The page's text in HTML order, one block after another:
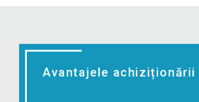
Avantajele achiziționării